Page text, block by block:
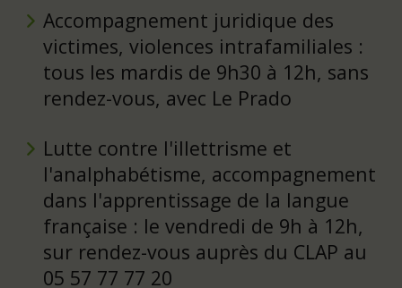
Accompagnement juridique des
victimes, violences intrafamiliales :
tous les mardis de 9h30 à 12h, sans
rendez-vous, avec Le Prado
Lutte contre l'illettrisme et
l'analphabétisme, accompagnement
dans l'apprentissage de la langue
française : le vendredi de 9h à 12h,
sur rendez-vous auprès du CLAP au
05 57 77 77 20